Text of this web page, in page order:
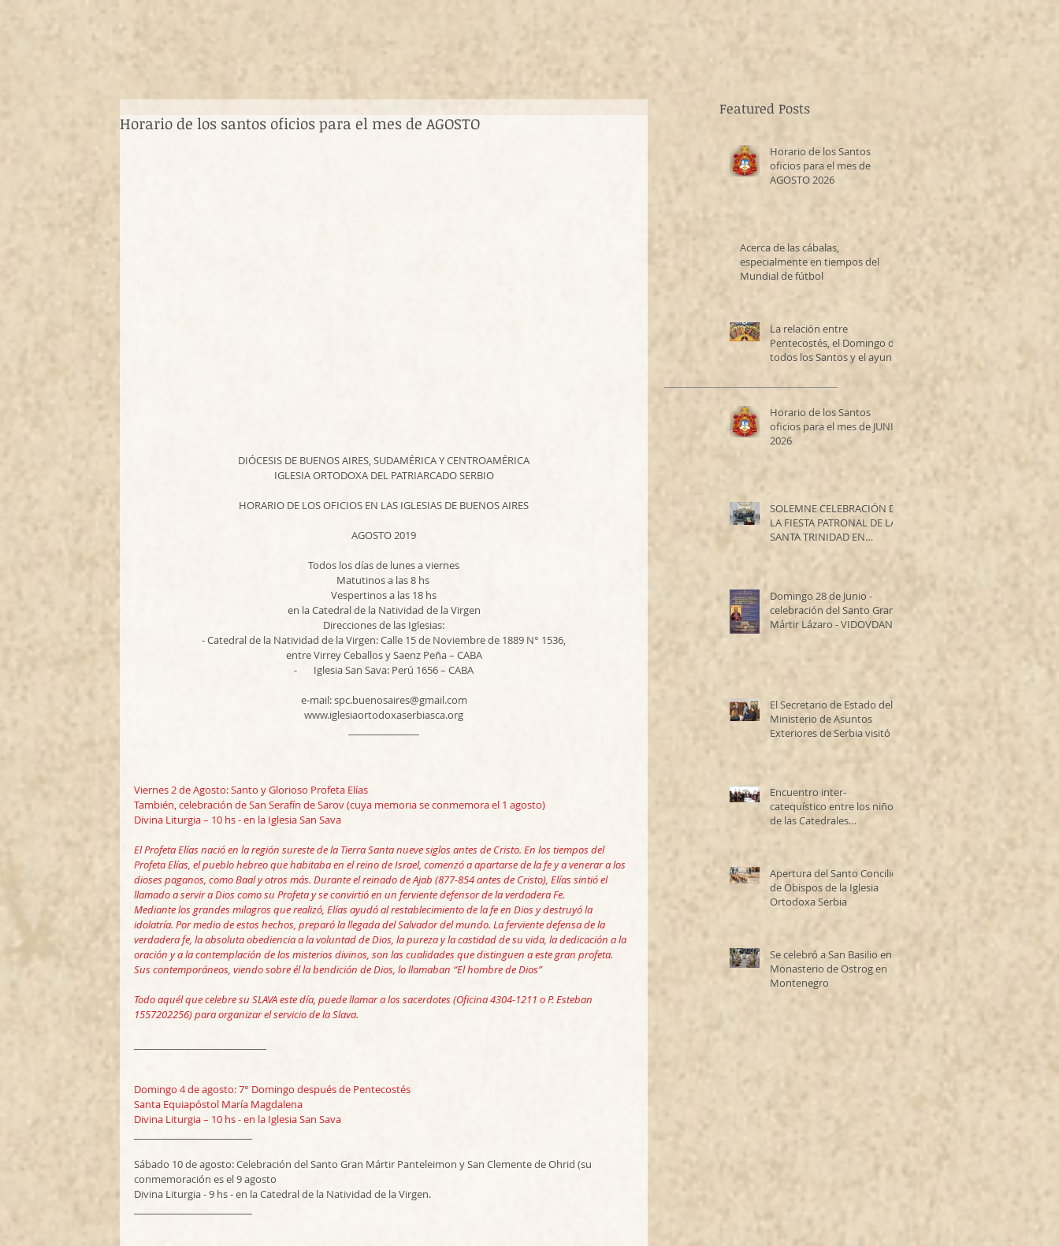
Horario de los santos oficios para el mes de AGOSTO
DIÓCESIS DE BUENOS AIRES, SUDAMÉRICA Y CENTROAMÉRICA
IGLESIA ORTODOXA DEL PATRIARCADO SERBIO
HORARIO DE LOS OFICIOS EN LAS IGLESIAS DE BUENOS AIRES
AGOSTO 2019
Todos los días de lunes a viernes
Matutinos a las 8 hs
Vespertinos a las 18 hs
en la Catedral de la Natividad de la Virgen
Direcciones de las Iglesias:
- Catedral de la Natividad de la Virgen: Calle 15 de Noviembre de 1889 N° 1536,
entre Virrey Ceballos y Saenz Peña – CABA
-       Iglesia San Sava: Perú 1656 – CABA
e-mail: spc.buenosaires@gmail.com
www.iglesiaortodoxaserbiasca.org
Viernes 2 de Agosto: Santo y Glorioso Profeta Elías
También, celebración de San Serafín de Sarov (cuya memoria se conmemora el 1 agosto)
Divina Liturgia – 10 hs - en la Iglesia San Sava
El Profeta Elías nació en la región sureste de la Tierra Santa nueve siglos antes de Cristo. En los tiempos del
Profeta Elías, el pueblo hebreo que habitaba en el reino de Israel, comenzó a apartarse de la fe y a venerar a los
dioses paganos, como Baal y otros más. Durante el reinado de Ajab (877-854 antes de Cristo), Elías sintió el
llamado a servir a Dios como su Profeta y se convirtió en un ferviente defensor de la verdadera Fe.
Mediante los grandes milagros que realizó, Elías ayudó al restablecimiento de la fe en Dios y destruyó la
idolatría. Por medio de estos hechos, preparó la llegada del Salvador del mundo. La ferviente defensa de la
verdadera fe, la absoluta obediencia a la voluntad de Dios, la pureza y la castidad de su vida, la dedicación a la
oración y a la contemplación de los misterios divinos, son las cualidades que distinguen a este gran profeta.
Sus contemporáneos, viendo sobre él la bendición de Dios, lo llamaban “El hombre de Dios”
Todo aquél que celebre su SLAVA este día, puede llamar a los sacerdotes (Oficina 4304-1211 o P. Esteban
1557202256) para organizar el servicio de la Slava.
Domingo 4 de agosto: 7° Domingo después de Pentecostés
Santa Equiapóstol María Magdalena
Divina Liturgia – 10 hs - en la Iglesia San Sava
Sábado 10 de agosto: Celebración del Santo Gran Mártir Panteleimon y San Clemente de Ohrid (su
conmemoración es el 9 agosto
Divina Liturgia - 9 hs - en la Catedral de la Natividad de la Virgen.
Featured Posts
Horario de los Santos
oficios para el mes de
AGOSTO 2026
Acerca de las cábalas,
especialmente en tiempos del
Mundial de fútbol
La relación entre
Pentecostés, el Domingo de
todos los Santos y el ayuno
Horario de los Santos
oficios para el mes de JUNIO
2026
SOLEMNE CELEBRACIÓN DE
LA FIESTA PATRONAL DE LA
SANTA TRINIDAD EN
Domingo 28 de Junio -
celebración del Santo Gran
Mártir Lázaro - VIDOVDAN
El Secretario de Estado del
Ministerio de Asuntos
Exteriores de Serbia visitó la
Catedral Ortodoxa Serbia
en Buenos Aires y habló con
Encuentro inter-
catequístico entre los niños
de las Catedrales
Apertura del Santo Concilio
de Obispos de la Iglesia
Ortodoxa Serbia
Se celebró a San Basilio en el
Monasterio de Ostrog en
Montenegro